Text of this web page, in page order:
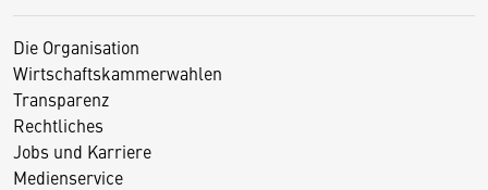
Die Organisation
Wirtschaftskammerwahlen
Transparenz
Rechtliches
Jobs und Karriere
Medienservice